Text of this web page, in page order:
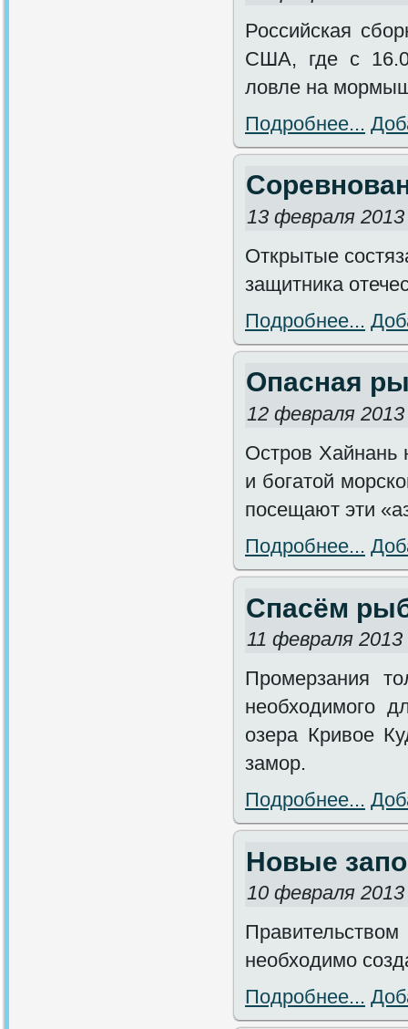
Российская
США, где с
ловле на
Подробнее...
13 февраля 2013
Открытые
защитника
Подробнее...
Опасная
12 февраля 2013
Остров Хайнань
и богатой
посещают эти
Подробнее...
Спасём
11 февраля 2013
Промерзания
необходимого
озера Кривое
замор.
Подробнее...
Новые
10 февраля 2013
необходимо
Подробнее...